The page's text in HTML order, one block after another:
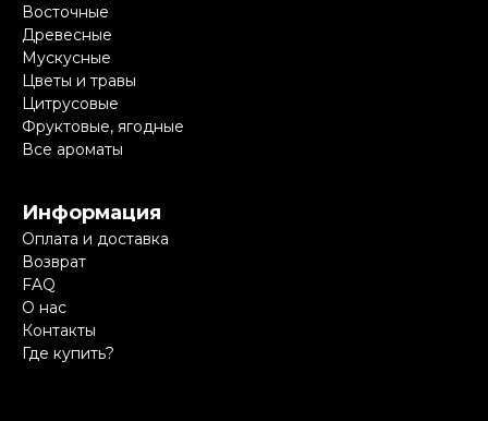
Восточные
Древесные
Мускусные
Цветы и травы
Цитрусовые
Фруктовые, ягодные
Все ароматы
Информация
Оплата и доставка
Возврат
FAQ
О нас
Контакты
Где купить?